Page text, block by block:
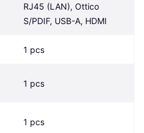
RJ45 (LAN), Ottico
S/PDIF, USB-A, HDMI
1 pcs
1 pcs
1 pcs